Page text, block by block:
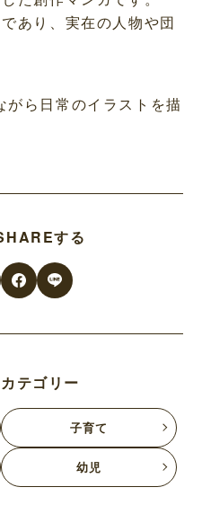
あり、実在の人物や団
ら日常のイラストを描
する
テゴリー
子育て
幼児